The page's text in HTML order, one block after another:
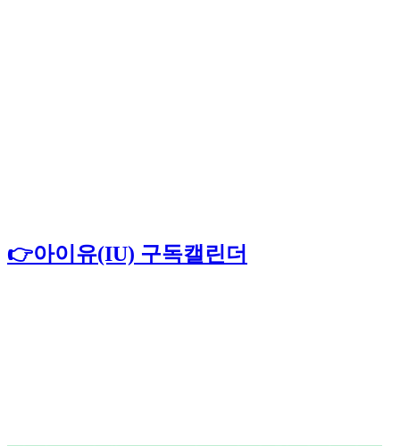
👉아이유(IU) 구독캘린더